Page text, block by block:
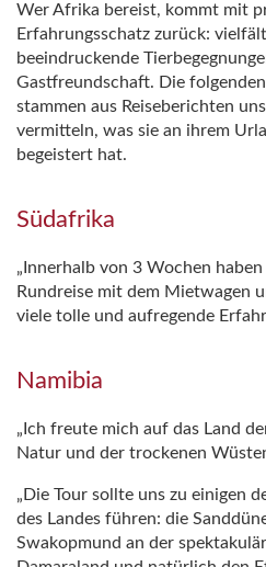
Wer Afrika bereist, kommt mit
Erfahrungsschatz zurück:
beeindruckende
Gastfreundschaft. Die
stammen aus Reiseberichten
vermitteln, was sie an ihrem
begeistert hat.
Südafrika
„Innerhalb von 3 Wochen
Rundreise mit dem Mietwagen
viele tolle und aufregende
Namibia
„Ich freute mich auf das Land
Natur und der trockenen
„Die Tour sollte uns zu einigen
des Landes führen: die
Swakopmund an der